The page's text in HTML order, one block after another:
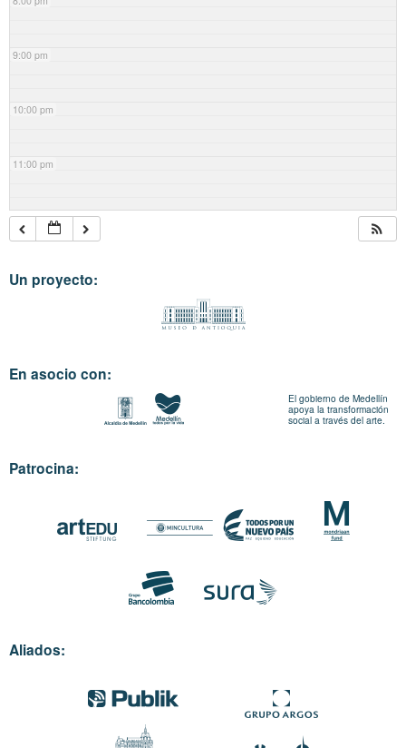
9:00 pm
10:00 pm
11:00 pm
Un proyecto:
En asocio con:
El gobierno de Medellín
apoya la transformación
social a través del arte.
Patrocina:
Aliados: